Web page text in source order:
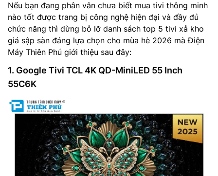
Nếu bạn đang phân vân chưa biết mua tivi thông minh
nào tốt được trang bị công nghệ hiện đại và đầy đủ
chức năng thì đừng bỏ lỡ danh sách top 5 tivi xả kho
giá sập sàn đáng lựa chọn cho mùa hè 2026 mà Điện
Máy Thiên Phú giới thiệu sau đây:
1. Google Tivi TCL 4K QD-MiniLED 55 Inch
55C6K